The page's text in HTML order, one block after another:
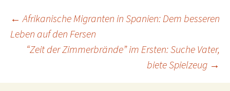
Post
navigation
← Afrikanische Migranten in Spanien: Dem besseren
Leben auf den Fersen
“Zeit der Zimmerbrände” im Ersten: Suche Vater,
biete Spielzeug →